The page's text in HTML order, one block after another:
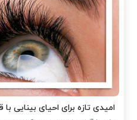
امیدی تازه برای احیای بینایی